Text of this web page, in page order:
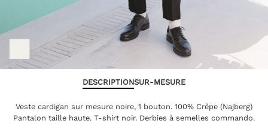
DESCRIPTIONSUR-MESURE
Veste cardigan sur mesure noire, 1 bouton. 100% Crêpe (Najberg)
Pantalon taille haute. T-shirt noir. Derbies à semelles commando.